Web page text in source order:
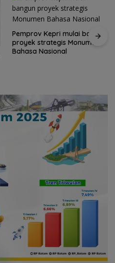
Pemprov Kepri mulai bangun
proyek strategis Monumen
Bahasa Nasional